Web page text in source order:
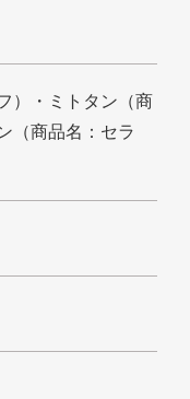
）・ミトタン（商
（商品名：セラ